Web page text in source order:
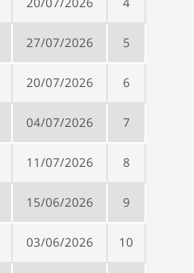
5
27/07/2026
6
20/07/2026
7
04/07/2026
8
11/07/2026
9
15/06/2026
10
03/06/2026